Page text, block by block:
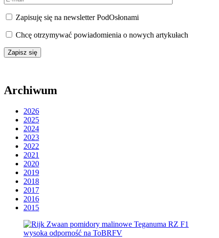
Zapisuję się na newsletter PodOsłonami
Chcę otrzymywać powiadomienia o nowych artykułach
Archiwum
2026
2025
2024
2023
2022
2021
2020
2019
2018
2017
2016
2015